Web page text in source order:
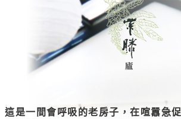
這是一間會呼吸的老房子，在喧囂急